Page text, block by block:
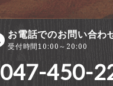
お電話でのお問い合わ
受付時間10:00～20:00
047-450-